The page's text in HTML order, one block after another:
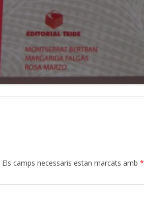
Els camps necessaris estan marcats amb *